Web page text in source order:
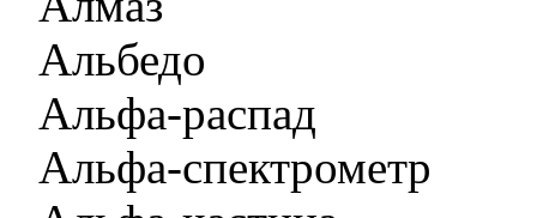
Альбедо
Альфа-распад
Альфа-спектрометр